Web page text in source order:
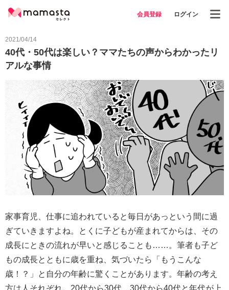
会員登録 ログイン
2021/04/14
40代・50代は楽しい？ママたちの声からわかったリ
アルな事情
家事育児、仕事に追われていると毎日があっという間に過
ぎていきますよね。とくに子どもが産まれてからは、その
成長にときの流れが早いと感じることも……。筆者も子ど
もの成長とともに歳を重ね、気づいたら「もうこんな
歳！？」と自分の年齢に驚くことがあります。年齢の考え
方は人それぞれ。20代から30代、30代から40代と年代が上